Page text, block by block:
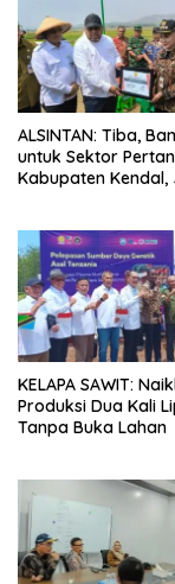
ALSINTAN: Tiba,
untuk Sektor
Kabupaten Kendal,
KELAPA SAWIT:
Produksi Dua Kali
Tanpa Buka Lahan